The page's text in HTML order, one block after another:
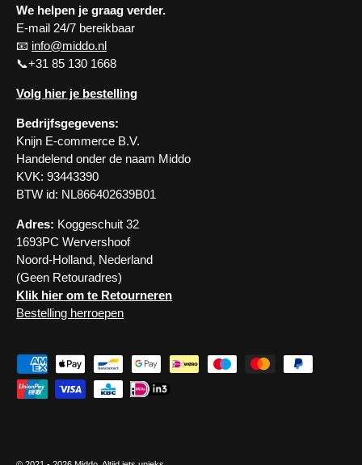
We helpen je graag verder.
E-mail 24/7 bereikbaar
📧 info@middo.nl
📞+31 85 130 1668
Volg hier je bestelling
Bedrijfsgegevens:
Knijn E-commerce B.V.
Handelend onder de naam Middo
KVK: 93443390
BTW id: NL866402639B01
Adres: Koggeschuit 32
1693PC Wervershoof
Noord-Holland, Nederland
(Geen Retouradres)
Klik hier om te Retourneren
Bestelling herroepen
Geaccepteerde betaalmethoden